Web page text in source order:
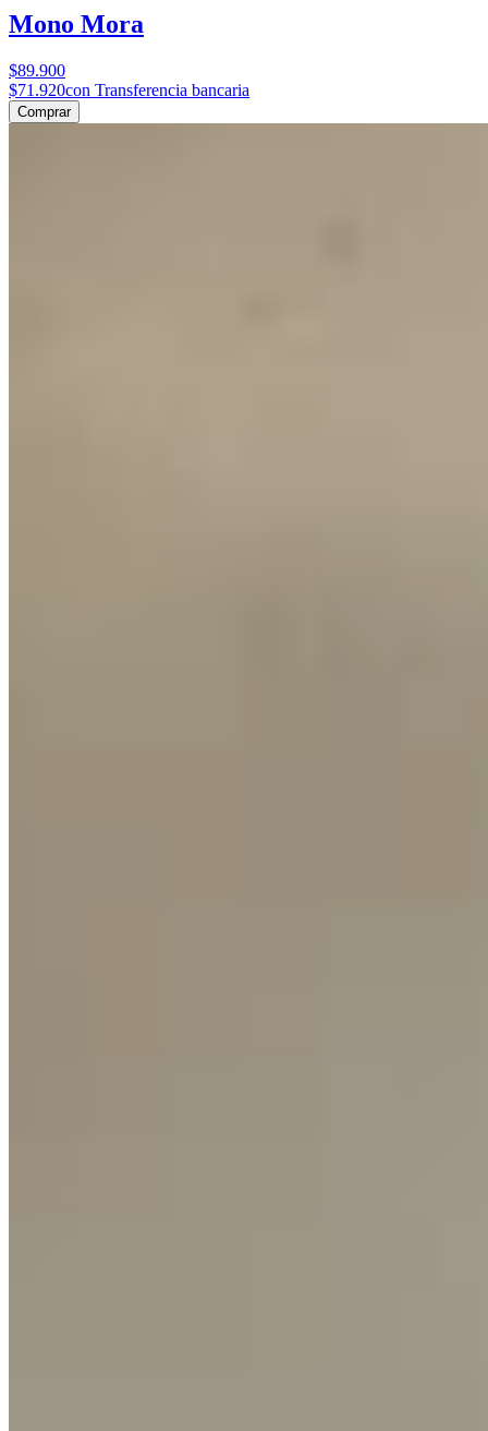
Mono Mora
$89.900
$71.920con Transferencia bancaria
Comprar